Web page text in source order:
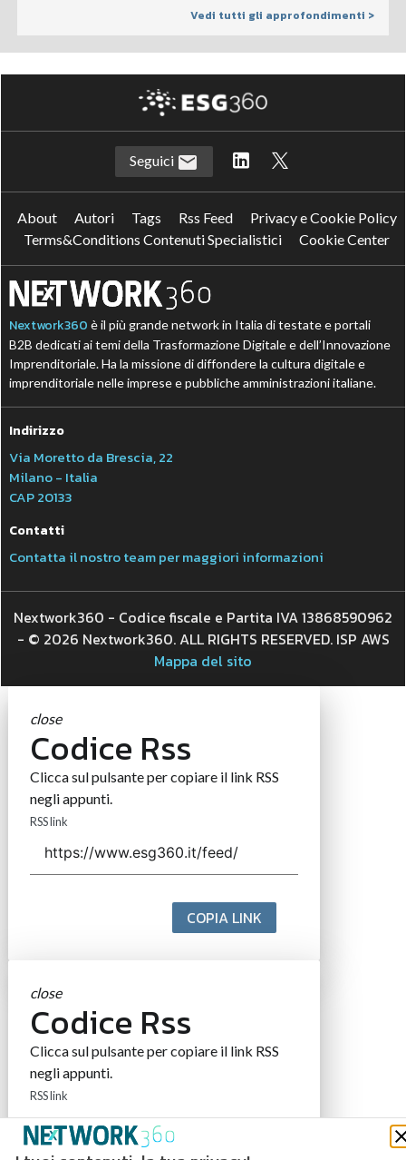
Vedi tutti gli approfondimenti >
Seguici
About Autori Tags Rss Feed
Privacy e Cookie Policy
Terms&Conditions Contenuti Specialistici
Cookie Center
Nextwork360 è il più grande network in Italia di testate e portali
B2B dedicati ai temi della Trasformazione Digitale e dell’Innovazione
Imprenditoriale. Ha la missione di diffondere la cultura digitale e
imprenditoriale nelle imprese e pubbliche amministrazioni italiane.
Indirizzo
Via Moretto da Brescia, 22
Milano - Italia
CAP 20133
Contatti
Contatta il nostro team per maggiori informazioni
Nextwork360 - Codice fiscale e Partita IVA 13868590962
- © 2026 Nextwork360. ALL RIGHTS RESERVED. ISP AWS
Mappa del sito
close
Codice Rss
Clicca sul pulsante per copiare il link RSS
negli appunti.
RSS link
COPIA LINK
close
Codice Rss
Clicca sul pulsante per copiare il link RSS
negli appunti.
RSS link